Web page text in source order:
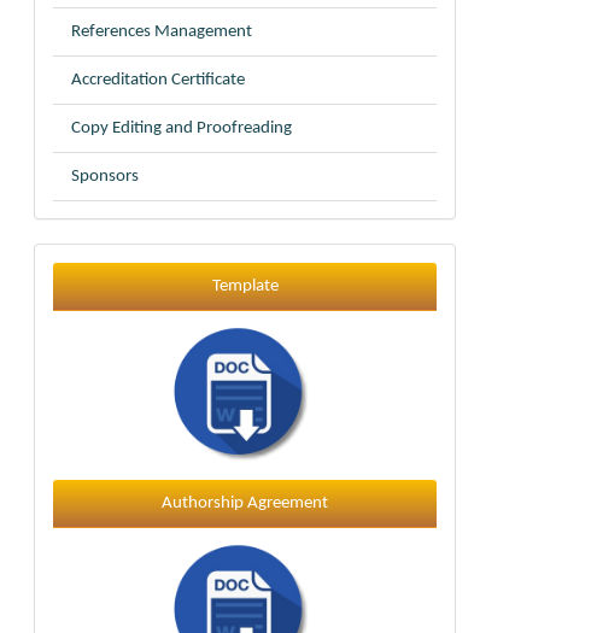
References Management
Accreditation Certificate
Copy Editing and Proofreading
Sponsors
Template
Template
Authorship Agreement